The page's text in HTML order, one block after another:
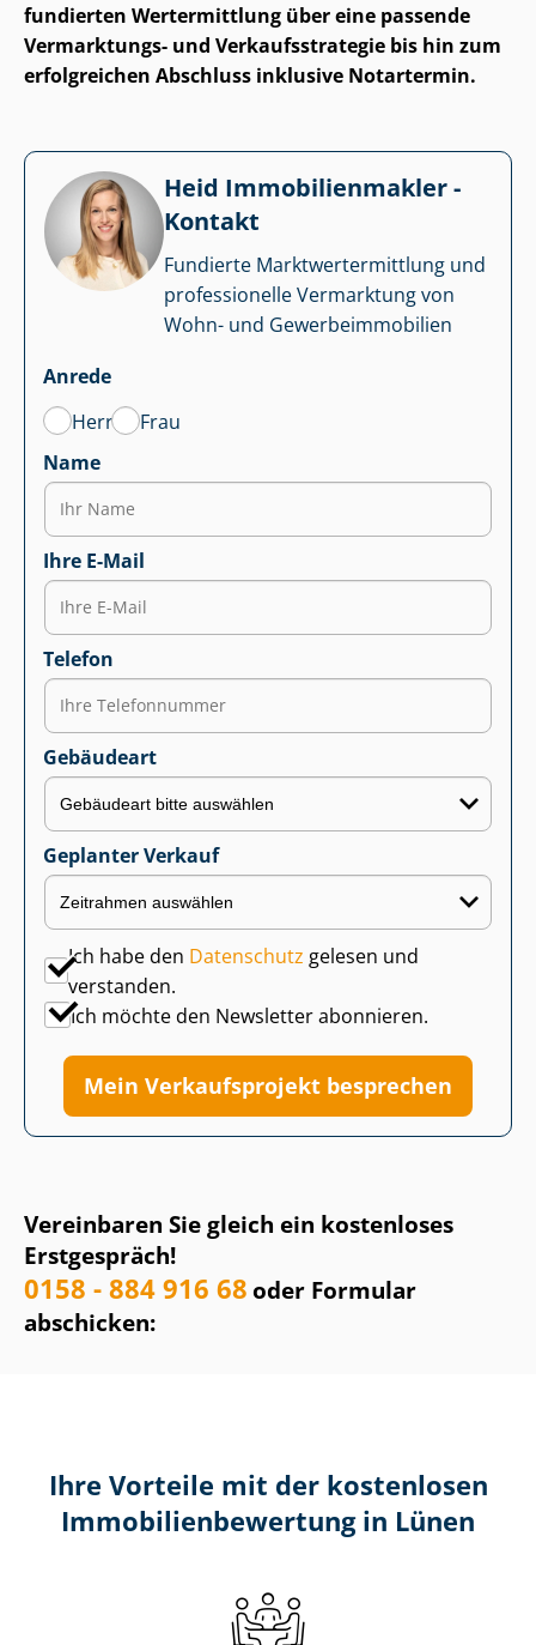
fundierten Wertermittlung über eine passende
Vermarktungs- und Ver­kaufs­stra­te­gie bis hin zum
erfolgreichen Abschluss inklusive Notartermin.
Vereinbaren Sie gleich ein kostenloses
Erstgespräch!
0158 - 884 916 68oder Formular
abschicken:
Heid Im­mo­bi­li­en­mak­ler -
Kontakt
Fundierte Markt­wert­ermitt­lung und
professionelle Vermarktung von
Wohn- und Ge­wer­be­im­mo­bi­li­en
Anrede
Herr
Frau
Name
Ihre E-Mail
Telefon
Gebäudeart
Geplanter Verkauf
Ich habe den Datenschutz gelesen und
verstanden.
Ich möchte den Newsletter abonnieren.
Mein Verkaufsprojekt besprechen
Ihre Vorteile mit der kostenlosen
Im­mo­bi­li­en­be­wer­tung in Lünen